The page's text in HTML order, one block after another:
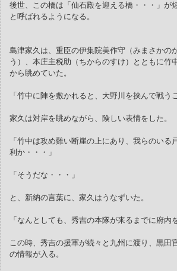
後世、この橋は「仙石殿を迎える橋・・・」が
と呼ばれるようになる。
島津家久は、重臣の伊集院美作守（みまさかの
う）、本庄主税助（ちからのすけ）とともに竹
から眺めていた。
「竹中に陣を敷かれると、大野川を挟んで戦う
家久は対岸を眺めながら、険しい表情をした。
「竹中は攻め難い断崖の上にあり、我らのい
利か・・・」
「そうだな・・・」
と、新納の言葉に、家久はうなずいた。
「なんとしても、秀吉の本隊が来るまでに府内
この時、秀吉の援軍が続々と九州に渡り、黒田
の情報が入る。